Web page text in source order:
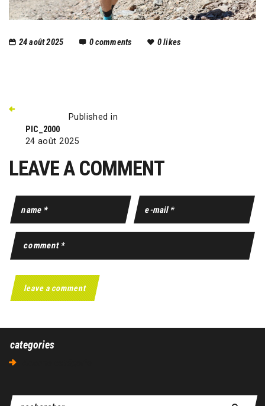
24 août 2025 0comments 0likes
Published in
PIC_2000
24 août 2025
LEAVE A COMMENT
categories